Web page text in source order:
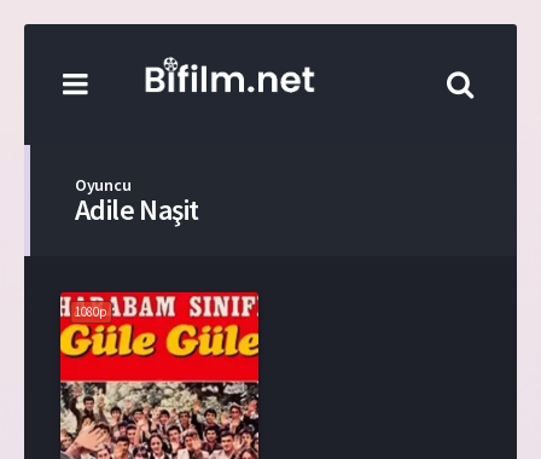
Oyuncu
Adile Naşit
1080p